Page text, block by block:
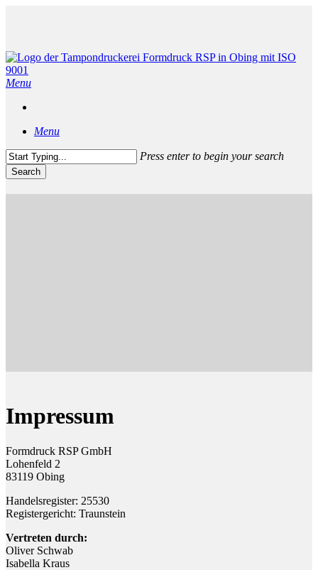
content
Menu
Menu
Press enter to begin your search
Search
Search
Impressum
Formdruck RSP GmbH
Lohenfeld 2
83119 Obing
Handelsregister: 25530
Registergericht: Traunstein
Vertreten durch:
Oliver Schwab
Isabella Kraus